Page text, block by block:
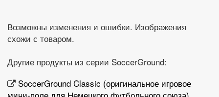
Возможны изменения и ошибки. Изображения
схожи с товаром.
Другие продукты из серии SoccerGround:
SoccerGround Classic (оригинальное игровое
мини-поле для Немецкого футбольного союза)